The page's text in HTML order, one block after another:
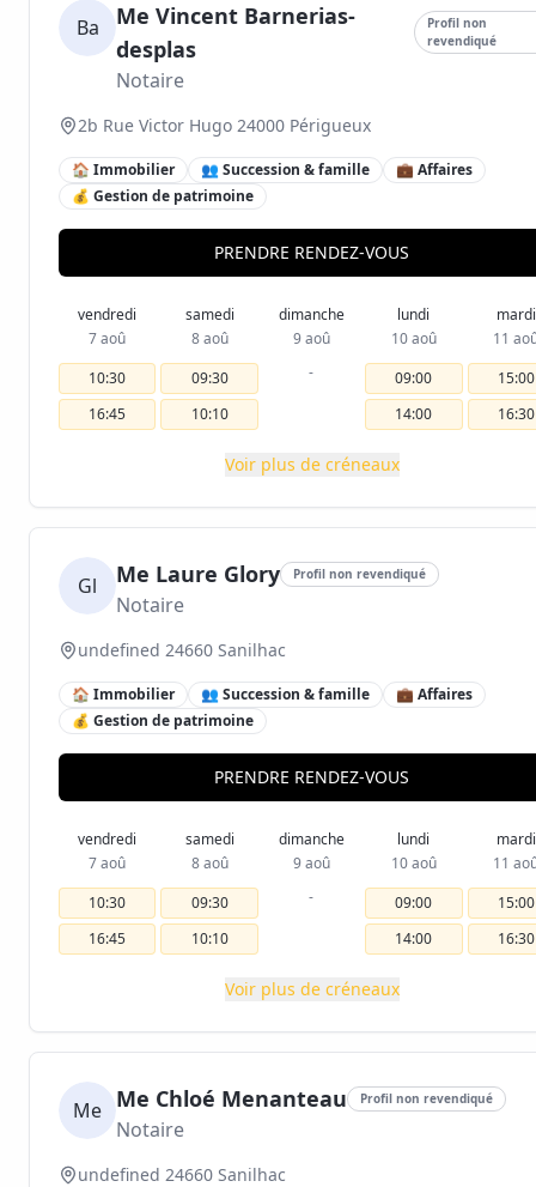
Ba
Me Vincent Barnerias-
desplas
Profil non
revendiqué
Notaire
2b Rue Victor Hugo 24000 Périgueux
🏠 Immobilier 👥 Succession & famille
💼 Affaires
💰 Gestion de patrimoine
PRENDRE RENDEZ-VOUS
vendredi
7 aoû
10:30
16:45
samedi
8 aoû
09:30
10:10
dimanche
9 aoû
-
lundi
10 aoû
09:00
14:00
mardi
11
15:00
16:30
Voir plus de créneaux
Gl Me Laure Glory Profil non revendiqué
Notaire
undefined 24660 Sanilhac
🏠 Immobilier 👥 Succession & famille
💼 Affaires
💰 Gestion de patrimoine
PRENDRE RENDEZ-VOUS
vendredi
7 aoû
10:30
16:45
samedi
8 aoû
09:30
10:10
dimanche
9 aoû
-
lundi
10 aoû
09:00
14:00
mardi
11
15:00
16:30
Voir plus de créneaux
Me Me Chloé Menanteau Profil non revendiqué
Notaire
undefined 24660 Sanilhac